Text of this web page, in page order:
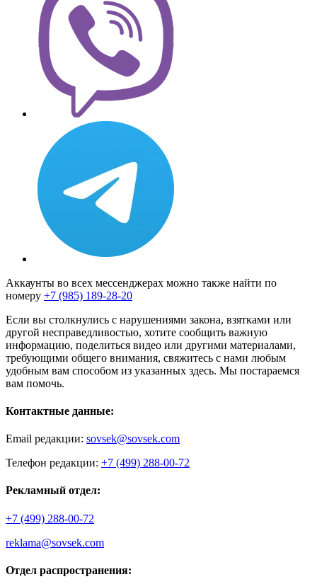
Аккаунты во всех мессенджерах можно также найти по
номеру +7 (985) 189-28-20
Если вы столкнулись с нарушениями закона, взятками или
другой несправедливостью, хотите сообщить важную
информацию, поделиться видео или другими материалами,
требующими общего внимания, свяжитесь с нами любым
удобным вам способом из указанных здесь. Мы постараемся
вам помочь.
Контактные данные:
Email редакции: sovsek@sovsek.com
Телефон редакции: +7 (499) 288-00-72
Рекламный отдел:
+7 (499) 288-00-72
reklama@sovsek.com
Отдел распространения: